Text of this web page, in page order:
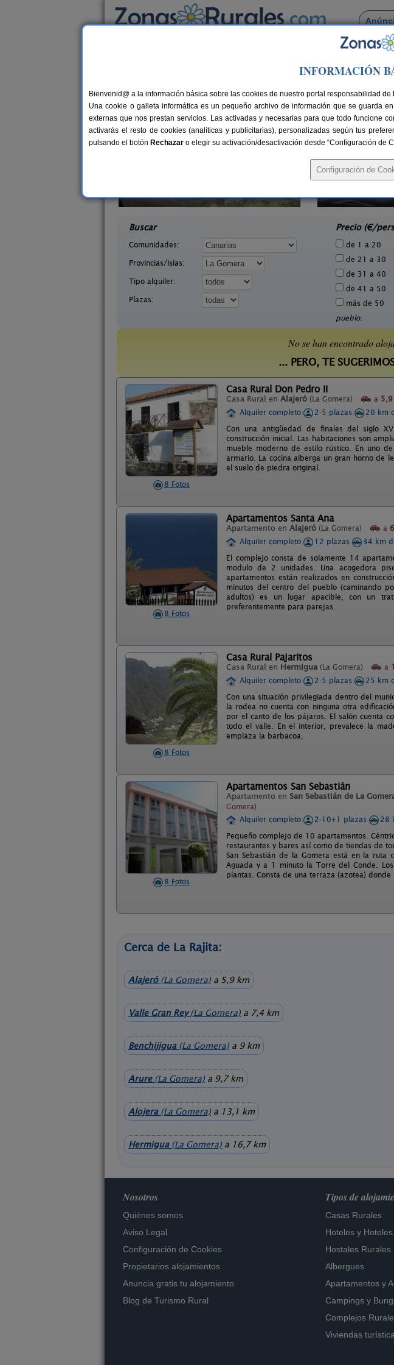
Busca por pueblo
> La Rajita
Casas Rurales cerca de La Rajita
15 €
Buscar
Comunidades:
Provincias/Islas:
Tipo alquiler:
Plazas:
Precio (€/
de 1 a 20
de 21 a 30
de 31 a 40
de 41 a 50
más de 50
pueblo:
No se han encontrado
... PERO, TE
8 Fotos
Casa Rural Don Pedro II
Casa Rural en Alajeró (La Gomera) a
Alquiler completo
2-5 plazas
20 km
Con una antigüedad de finales del siglo
construcción inicial. Las habitaciones son
mueble moderno de estilo rústico. En uno
armario. La cocina alberga un gran horno de
el suelo de piedra original.
8 Fotos
Apartamentos Santa Ana
Apartamento en Alajeró (La Gomera) a
Alquiler completo
12 plazas
34 km
El complejo consta de solamente 14
modulo de 2 unidades. Una acogedora
apartamentos están realizados en
minutos del centro del pueblo (caminando
adultos) es un lugar apacible, con un
preferentemente para parejas.
8 Fotos
Casa Rural Pajaritos
Casa Rural en Hermigua (La Gomera) a
Alquiler completo
2-5 plazas
25 km
Con una situación privilegiada dentro del
la rodea no cuenta con ninguna otra
por el canto de los pájaros. El salón cuenta
todo el valle. En el interior, prevalece la
emplaza la barbacoa.
8 Fotos
Apartamentos San Sebastián
Apartamento en San Sebastián de La
Gomera)
Alquiler completo 2-10+1 plazas
28
Pequeño complejo de 10 apartamentos.
restaurantes y bares así como de tiendas de
San Sebastián de la Gomera está en la ruta
Aguada y a 1 minuto la Torre del Conde.
plantas. Consta de una terraza (azotea)
Cerca de La Rajita:
Alajeró(La Gomera) a 5,9 km
Valle Gran Rey(La Gomera) a 7,4 km
Benchijigua(La Gomera) a 9 km
Arure(La Gomera) a 9,7 km
Alojera(La Gomera) a 13,1 km
Hermigua(La Gomera) a 16,7 km
Nosotros
Quiénes somos
Aviso Legal
Configuración de Cookies
Propietarios alojamientos
Anuncia gratis tu alojamiento
Blog de Turismo Rural
Tipos de
Casas Rurales
Hoteles y
Hostales Rurales
Albergues
Apartamentos y
Campings y
Complejos
Viviendas
INFORMACIÓN
Bienvenid@ a la información básica sobre las cookies de nuestro portal responsabilidad de
Una cookie o galleta informática es un pequeño archivo de información que se guarda
externas que nos prestan servicios. Las activadas y necesarias para que todo funcione
activarás el resto de cookies (analíticas y publicitarias), personalizadas según tus
pulsando el botón Rechazar o elegir su activación/desactivación desde “Configuración de